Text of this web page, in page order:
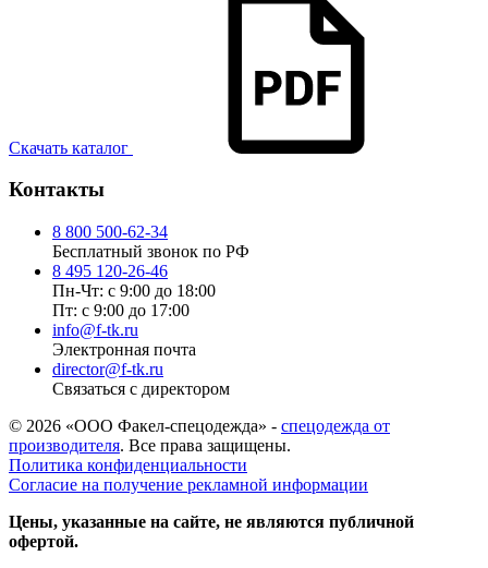
Скачать каталог
Контакты
8 800 500-62-34
Бесплатный звонок по РФ
8 495 120-26-46
Пн-Чт: с 9:00 до 18:00
Пт: с 9:00 до 17:00
info@f-tk.ru
Электронная почта
director@f-tk.ru
Связаться с директором
© 2026 «ООО Факел-спецодежда» - спецодежда от
производителя. Все права защищены.
Политика конфиденциальности
Согласие на получение рекламной информации
Цены, указанные на сайте, не являются публичной
офертой.